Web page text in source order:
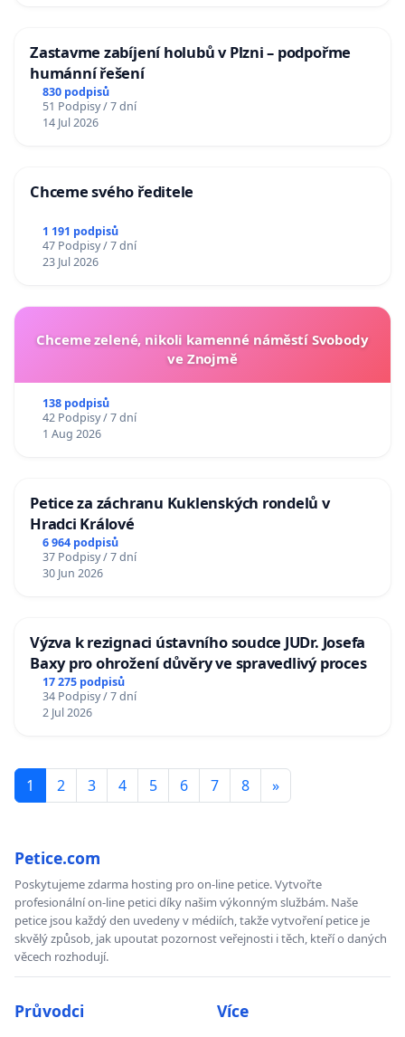
Zastavme zabíjení holubů v Plzni – podpořme
humánní řešení
830 podpisů
51 Podpisy / 7 dní
14 Jul 2026
Chceme svého ředitele
1 191 podpisů
47 Podpisy / 7 dní
23 Jul 2026
Chceme zelené, nikoli kamenné náměstí Svobody
ve Znojmě
138 podpisů
42 Podpisy / 7 dní
1 Aug 2026
Petice za záchranu Kuklenských rondelů v
Hradci Králové
6 964 podpisů
37 Podpisy / 7 dní
30 Jun 2026
Výzva k rezignaci ústavního soudce JUDr. Josefa
Baxy pro ohrožení důvěry ve spravedlivý proces
17 275 podpisů
34 Podpisy / 7 dní
2 Jul 2026
1 2 3 4 5 6 7 8 »
Petice.com
Poskytujeme zdarma hosting pro on-line petice. Vytvořte
profesionální on-line petici díky našim výkonným službám. Naše
petice jsou každý den uvedeny v médiích, takže vytvoření petice je
skvělý způsob, jak upoutat pozornost veřejnosti i těch, kteří o daných
věcech rozhodují.
Průvodci Více